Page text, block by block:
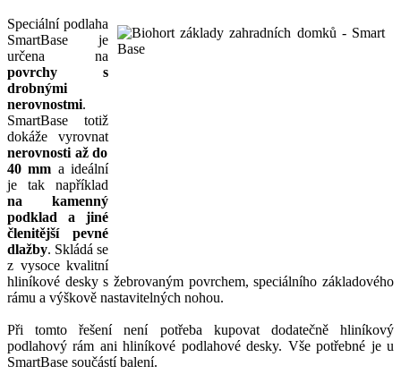
Speciální podlaha
SmartBase je
určena na
povrchy s
drobnými
nerovnostmi.
SmartBase totiž
dokáže vyrovnat
nerovnosti až do
40 mm a ideální
je tak například
na kamenný
podklad a jiné
členitější pevné
dlažby. Skládá se
z vysoce kvalitní
hliníkové desky s žebrovaným povrchem, speciálního základového
rámu a výškově nastavitelných nohou.
Při tomto řešení není potřeba kupovat dodatečně hliníkový
podlahový rám ani hliníkové podlahové desky. Vše potřebné je u
SmartBase součástí balení.